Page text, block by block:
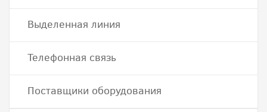
Выделенная линия
Телефонная связь
Поставщики оборудования